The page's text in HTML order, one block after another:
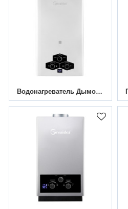
Водонагреватель Дымоходного Газа JSD-D17